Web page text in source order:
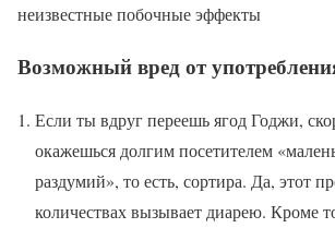
неизвестные побочные эффекты
Возможный вред от
Если ты вдруг переешь ягод Годжи,
окажешься долгим посетителем
раздумий», то есть, сортира. Да, этот
количествах вызывает диарею. Кроме